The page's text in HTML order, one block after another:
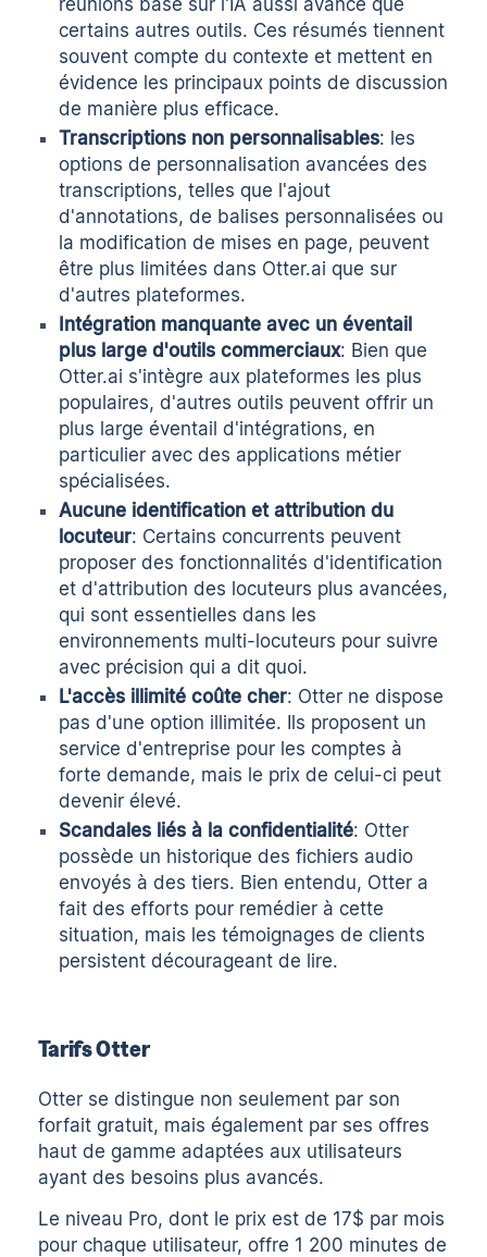
réunions basé sur l'IA aussi avancé que
certains autres outils. Ces résumés tiennent
souvent compte du contexte et mettent en
évidence les principaux points de discussion
de manière plus efficace.
Transcriptions non personnalisables: les
options de personnalisation avancées des
transcriptions, telles que l'ajout
d'annotations, de balises personnalisées ou
la modification de mises en page, peuvent
être plus limitées dans Otter.ai que sur
d'autres plateformes.
Intégration manquante avec un éventail
plus large d'outils commerciaux: Bien que
Otter.ai s'intègre aux plateformes les plus
populaires, d'autres outils peuvent offrir un
plus large éventail d'intégrations, en
particulier avec des applications métier
spécialisées.
Aucune identification et attribution du
locuteur: Certains concurrents peuvent
proposer des fonctionnalités d'identification
et d'attribution des locuteurs plus avancées,
qui sont essentielles dans les
environnements multi-locuteurs pour suivre
avec précision qui a dit quoi.
L'accès illimité coûte cher: Otter ne dispose
pas d'une option illimitée. Ils proposent un
service d'entreprise pour les comptes à
forte demande, mais le prix de celui-ci peut
devenir élevé.
Scandales liés à la confidentialité: Otter
possède un historique des fichiers audio
envoyés à des tiers. Bien entendu, Otter a
fait des efforts pour remédier à cette
situation, mais les témoignages de clients
persistent décourageant de lire.
Tarifs Otter
Otter se distingue non seulement par son
forfait gratuit, mais également par ses offres
haut de gamme adaptées aux utilisateurs
ayant des besoins plus avancés.
Le niveau Pro, dont le prix est de 17$ par mois
pour chaque utilisateur, offre 1 200 minutes de